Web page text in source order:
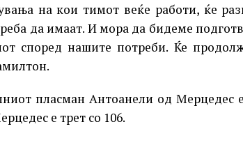
на кои тимот веќе работи, ќе
да имаат. И мора да бидеме
според нашите потреби. Ќе
пласман Антоанели од
е трет со 106.